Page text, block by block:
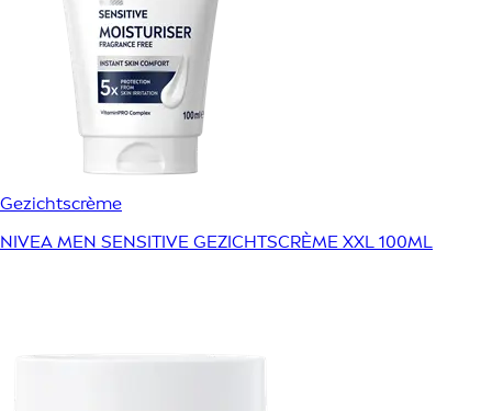
Gezichtscrème
NIVEA MEN SENSITIVE GEZICHTSCRÈME XXL 100ML